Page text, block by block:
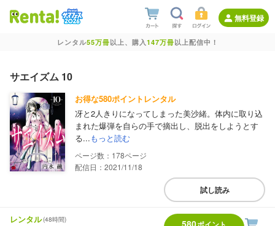
無料登録
レンタル55万冊以上、購入147万冊以上配信中！
サエイズム 10
お得な580ポイントレンタル
冴と2人きりになってしまった美沙緒。体内に取り込
まれた爆弾を自らの手で摘出し、脱出をしようとす
る...もっと読む
178
配信日：2021/11/18
試し読み
レンタル(48時間) 580